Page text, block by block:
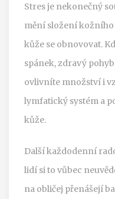
Stres je nekonečný
mění složení kožního
kůže se obnovovat.
spánek, zdravý
ovlivníte množství i
lymfatický systém a
kůže.
Další každodenní
lidí si to vůbec
na obličej přenášejí